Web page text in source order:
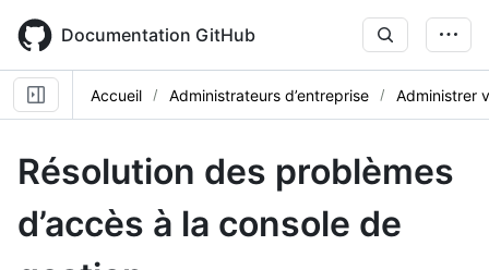
main
content
Documentation GitHub
Accueil Administrateurs d’entreprise Administrer
Résolution des problèmes
d’accès à la console de